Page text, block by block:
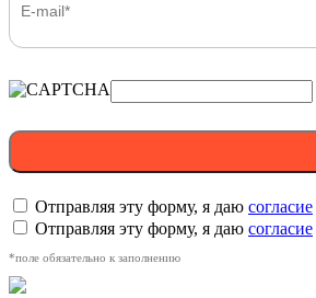
Отправляя эту форму, я даю согласие
Отправляя эту форму, я даю согласие
*поле обязательно к заполнению